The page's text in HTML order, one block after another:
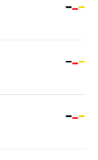
06:00-21:00
06:30-21:00